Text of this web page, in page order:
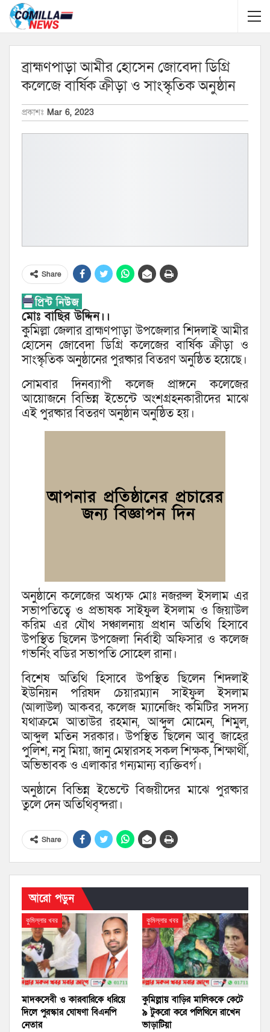
ব্রাহ্মণপাড়া আমীর হোসেন জোবেদা ডিগ্রি
কলেজে বার্ষিক ক্রীড়া ও সাংস্কৃতিক অনুষ্ঠান
প্রকাশঃ Mar 6, 2023
Share
মোঃ বাছির উদ্দিন।।
কুমিল্লা জেলার ব্রাহ্মণপাড়া উপজেলার শিদলাই আমীর
হোসেন জোবেদা ডিগ্রি কলেজের বার্ষিক ক্রীড়া ও
সাংস্কৃতিক অনুষ্ঠানের পুরষ্কার বিতরণ অনুষ্ঠিত হয়েছে।
সোমবার দিনব্যাপী কলেজ প্রাঙ্গনে কলেজের
আয়োজনে বিভিন্ন ইভেন্টে অংশগ্রহনকারীদের মাঝে
এই পুরষ্কার বিতরণ অনুষ্ঠান অনুষ্ঠিত হয়।
অনুষ্ঠানে কলেজের অধ্যক্ষ মোঃ নজরুল ইসলাম এর
সভাপতিত্বে ও প্রভাষক সাইফুল ইসলাম ও জিয়াউল
করিম এর যৌথ সঞ্চালনায় প্রধান অতিথি হিসাবে
উপস্থিত ছিলেন উপজেলা নির্বাহী অফিসার ও কলেজ
গভর্নিং বডির সভাপতি সোহেল রানা।
বিশেষ অতিথি হিসাবে উপস্থিত ছিলেন শিদলাই
ইউনিয়ন পরিষদ চেয়ারম্যান সাইফুল ইসলাম
(আলাউল) আকবর, কলেজ ম্যানেজিং কমিটির সদস্য
যথাক্রমে আতাউর রহমান, আব্দুল মোমেন, শিমুল,
আব্দুল মতিন সরকার। উপস্থিত ছিলেন আবু জাহের
পুলিশ, নসু মিয়া, জানু মেম্বারসহ সকল শিক্ষক, শিক্ষার্থী,
অভিভাবক ও এলাকার গন্যমান্য ব্যক্তিবর্গ।
অনুষ্ঠানে বিভিন্ন ইভেন্টে বিজয়ীদের মাঝে পুরষ্কার
তুলে দেন অতিথিবৃন্দরা।
Share
আরো পড়ুন
কুমিল্লার খবর
মাদকসেবী ও কারবারিকে ধরিয়ে
দিলে পুরস্কার ঘোষণা বিএনপি
নেতার
কুমিল্লার খবর
কুমিল্লায় বাড়ির মালিককে কেটে
৯ টুকরো করে পলিথিনে রাখেন
ভাড়াটিয়া